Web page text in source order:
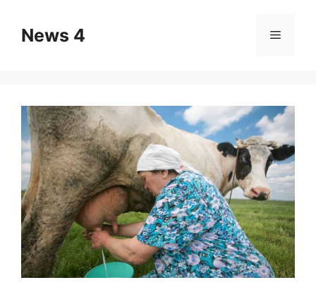
contentNews 4 Menu